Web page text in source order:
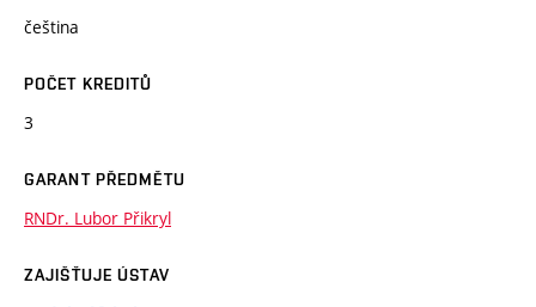
čeština
POČET KREDITŮ
3
GARANT PŘEDMĚTU
RNDr. Lubor Přikryl
ZAJIŠŤUJE ÚSTAV